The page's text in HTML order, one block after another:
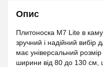
Опис
Плитоноска М7 Lite в
зручний і надійний вибір
має універсальний
ширини від 80 до 130 см,